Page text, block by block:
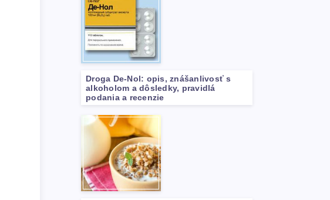
Droga De-Nol: opis, znášanlivosť s
alkoholom a dôsledky, pravidlá
podania a recenzie